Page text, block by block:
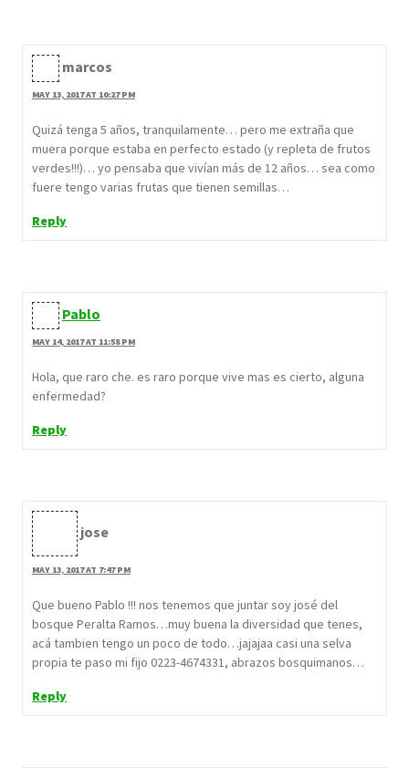
marcos
MAY 13, 2017 AT 10:27 PM
Quizá tenga 5 años, tranquilamente… pero me extraña que
muera porque estaba en perfecto estado (y repleta de frutos
verdes!!!)… yo pensaba que vivían más de 12 años… sea como
fuere tengo varias frutas que tienen semillas…
Reply
Pablo
MAY 14, 2017 AT 11:58 PM
Hola, que raro che. es raro porque vive mas es cierto, alguna
enfermedad?
Reply
jose
MAY 13, 2017 AT 7:47 PM
Que bueno Pablo !!! nos tenemos que juntar soy josé del
bosque Peralta Ramos…muy buena la diversidad que tenes,
acá tambien tengo un poco de todo…jajajaa casi una selva
propia te paso mi fijo 0223-4674331, abrazos bosquimanos…
Reply